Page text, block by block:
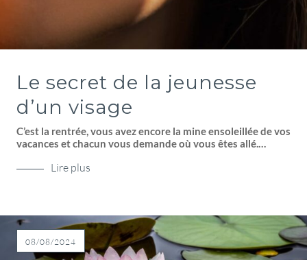
Le secret de la jeunesse
d’un visage
C’est la rentrée, vous avez encore la mine ensoleillée de vos
vacances et chacun vous demande où vous êtes allé.…
Lire plus
08/08/2024